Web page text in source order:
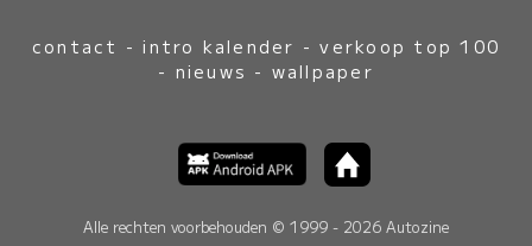
contact -intro kalender -verkoop top 100
- nieuws - wallpaper
Alle rechten voorbehouden © 1999 - 2026 Autozine